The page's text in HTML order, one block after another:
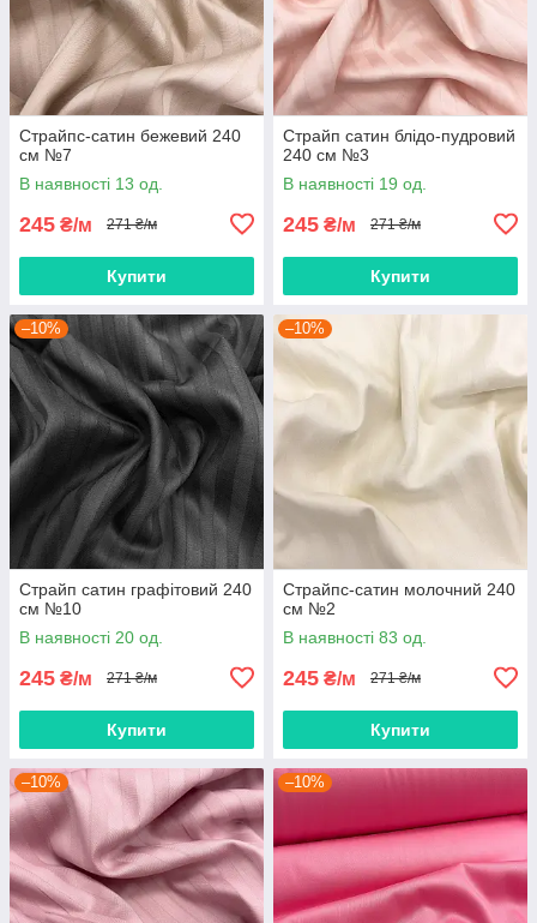
Страйпс-сатин бежевий 240
см №7
В наявності 13 од.
245 ₴/м 271 ₴/м
Купити
Страйп сатин блідо-пудровий
240 см №3
В наявності 19 од.
245 ₴/м 271 ₴/м
Купити
–10%
Страйп сатин графітовий 240
см №10
В наявності 20 од.
245 ₴/м 271 ₴/м
Купити
–10%
Страйпс-сатин молочний 240
см №2
В наявності 83 од.
245 ₴/м 271 ₴/м
Купити
–10% –10%